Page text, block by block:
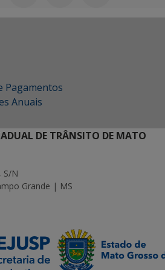
Pagamentos
Anuais
DE TRÂNSITO DE MATO
S/N
Grande | MS